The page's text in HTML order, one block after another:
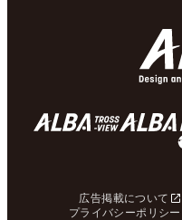
広告掲載について
プライバシーポリシー